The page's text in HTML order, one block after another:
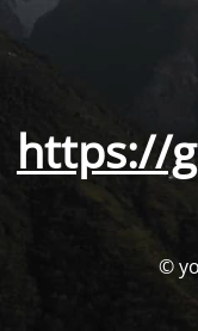
https://
©